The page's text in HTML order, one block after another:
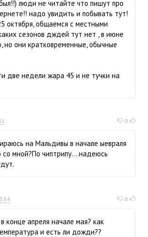
люди не читайте что пишут про
надо увидить и побывать тут!
октября, общаемся с местными
сезонов дждей тут нет , в июне
но они кратковременные, обычные
две недели жара 45 и не тучки на
0
на Мальдивы в начале ыевраля
со мной?По чиптрипу....надеюсь
0
конце апреля начале мая? как
и есть ли дожди??